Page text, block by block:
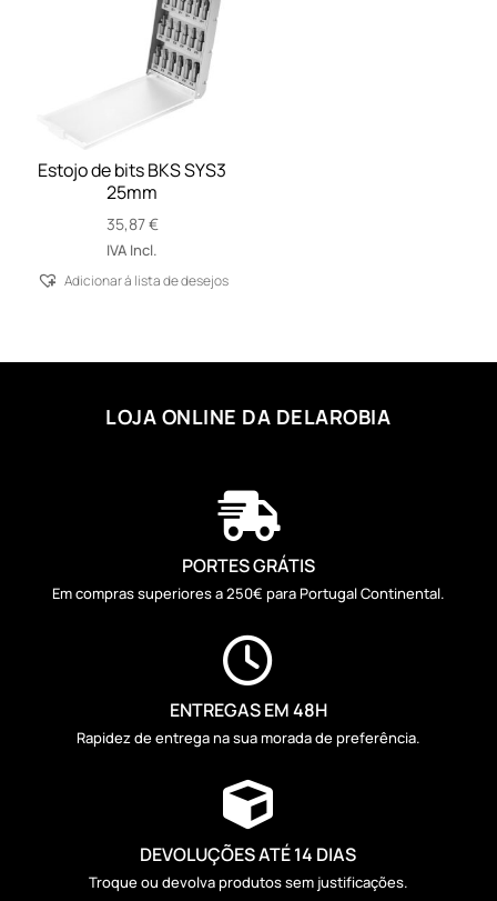
Estojo de bits BKS SYS3
25mm
35,87€
IVA Incl.
Adicionar á lista de desejos
LOJA ONLINE DA DELAROBIA

PORTES GRÁTIS
Em compras superiores a 250€ para Portugal Continental.

ENTREGAS EM 48H
Rapidez de entrega na sua morada de preferência.

DEVOLUÇÕES ATÉ 14 DIAS
Troque ou devolva produtos sem justificações.